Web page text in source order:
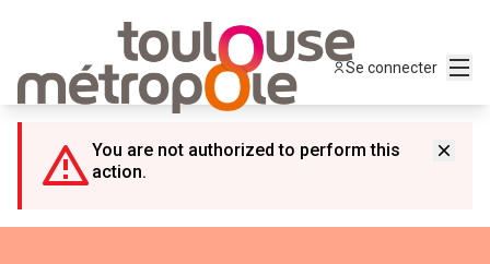
Se connecter
You are not authorized to perform this
action.